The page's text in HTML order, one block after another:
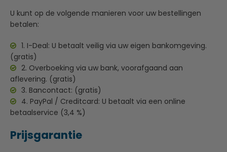
U kunt op de volgende manieren voor uw bestellingen
betalen:
1. I-Deal: U betaalt veilig via uw eigen bankomgeving.
(gratis)
2. Overboeking via uw bank, voorafgaand aan
aflevering. (gratis)
3. Bancontact: (gratis)
4. PayPal / Creditcard: U betaalt via een online
betaalservice (3,4 %)
Prijsgarantie